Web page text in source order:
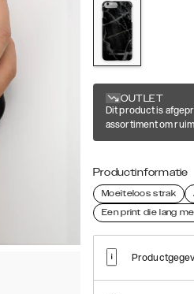
OUTLET
Dit product is
assortiment om
Productinformatie
Moeiteloos strak
Een print die lang